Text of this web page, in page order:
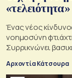
«τελειότητα»
Ένας νέος
νοημοσύνη
Συρρικνώνει
Αρχοντία Κάτσουρα